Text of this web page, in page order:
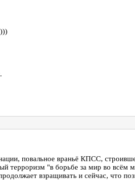
повальное враньё КПСС,
терроризм "в борьбе за мир во всём
взращивать и сейчас, что